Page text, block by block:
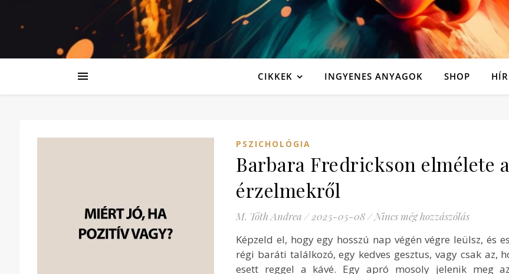
CIKKEK INGYENES ANYAGOK SHOP
PSZICHOLÓGIA
Barbara Fredrickson elmélete
érzelmekről
M. Tóth Andrea / 2025-05-08/ Nincs még hozzászólás
Képzeld el, hogy egy hosszú nap végén végre leülsz, és
régi baráti találkozó, egy kedves gesztus, vagy csak az,
esett reggel a kávé. Egy apró mosoly jelenik meg